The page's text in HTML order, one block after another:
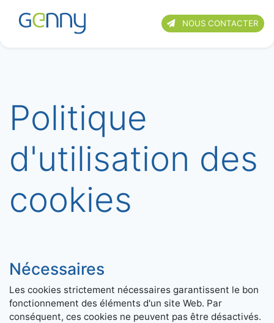
NOUS CONTACTER
Politique
d'utilisation des
cookies
Nécessaires
Les cookies strictement nécessaires garantissent le bon
fonctionnement des éléments d'un site Web. Par
conséquent, ces cookies ne peuvent pas être désactivés.